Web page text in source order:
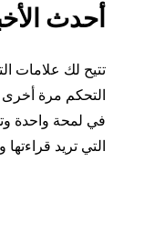
أحدث
تتيح لك علامات
التحكم مرة
في لمحة واحدة
التي تريد